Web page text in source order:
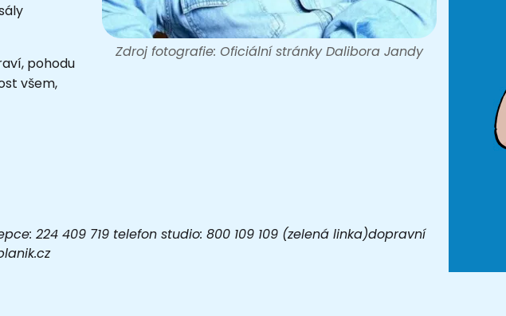
Zdroj fotografie: Oficiální stránky Dalibora Jandy
pohodu
všem,
224 409 719 telefon studio: 800 109 109 (zelená linka)dopravní